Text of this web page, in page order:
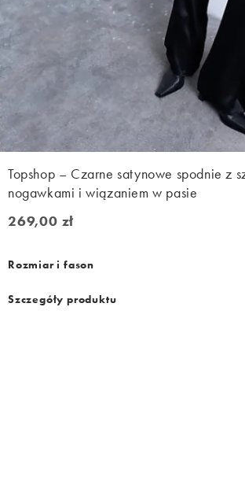
Topshop – Czarne satynowe spodnie z
nogawkami i wiązaniem w pasie
269,00 zł
269,00 zł
Rozmiar i fason
Szczegóły produktu